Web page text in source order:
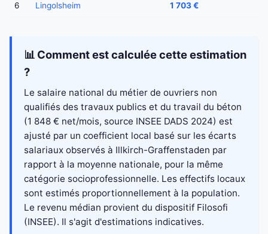
6 Lingolsheim 1 703 €
📊 Comment est calculée cette estimation
?
Le salaire national du métier de ouvriers non
qualifiés des travaux publics et du travail du béton
(1 848 € net/mois, source INSEE DADS 2024) est
ajusté par un coefficient local basé sur les écarts
salariaux observés à Illkirch-Graffenstaden par
rapport à la moyenne nationale, pour la même
catégorie socioprofessionnelle. Les effectifs locaux
sont estimés proportionnellement à la population.
Le revenu médian provient du dispositif Filosofi
(INSEE). Il s'agit d'estimations indicatives.